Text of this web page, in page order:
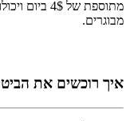
מבוגרים.
איך רוכשים את